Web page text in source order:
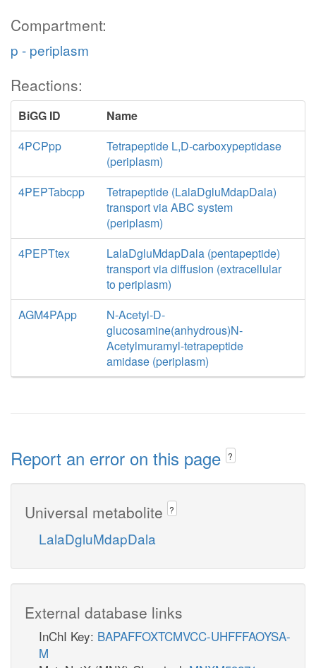
Compartment:
p - periplasm
Reactions:
BiGG ID
Name
4PCPpp
Tetrapeptide L,D-carboxypeptidase
(periplasm)
4PEPTabcpp
Tetrapeptide (LalaDgluMdapDala)
transport via ABC system
(periplasm)
4PEPTtex
LalaDgluMdapDala (pentapeptide)
transport via diffusion (extracellular
to periplasm)
AGM4PApp
N-Acetyl-D-
glucosamine(anhydrous)N-
Acetylmuramyl-tetrapeptide
amidase (periplasm)
Report an error on this page ?
Universal metabolite ?
LalaDgluMdapDala
External database links
InChI Key: BAPAFFOXTCMVCC-UHFFFAOYSA-
M